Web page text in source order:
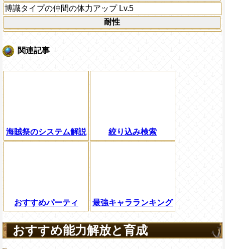
博識タイプの仲間の体力アップ Lv.5
耐性
関連記事
海賊祭のシステム解説 絞り込み検索
おすすめパーティ 最強キャラランキング
おすすめ能力解放と育成